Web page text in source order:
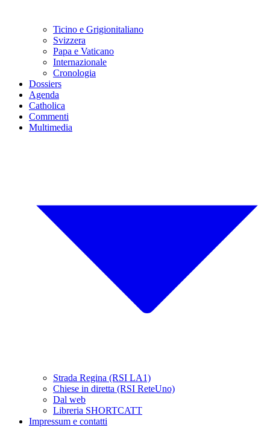
Ticino e Grigionitaliano
Svizzera
Papa e Vaticano
Internazionale
Cronologia
Dossiers
Agenda
Catholica
Commenti
Multimedia
Strada Regina (RSI LA1)
Chiese in diretta (RSI ReteUno)
Dal web
Libreria SHORTCATT
Impressum e contatti